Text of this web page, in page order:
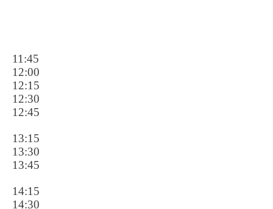
11:45
12:00
12:15
12:30
12:45
13:15
13:30
13:45
14:15
14:30